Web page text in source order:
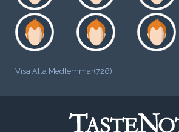
Visa Alla Medlemmar(726)